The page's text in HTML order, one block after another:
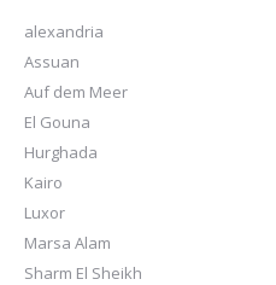
alexandria
Assuan
Auf dem Meer
El Gouna
Hurghada
Kairo
Luxor
Marsa Alam
Sharm El Sheikh